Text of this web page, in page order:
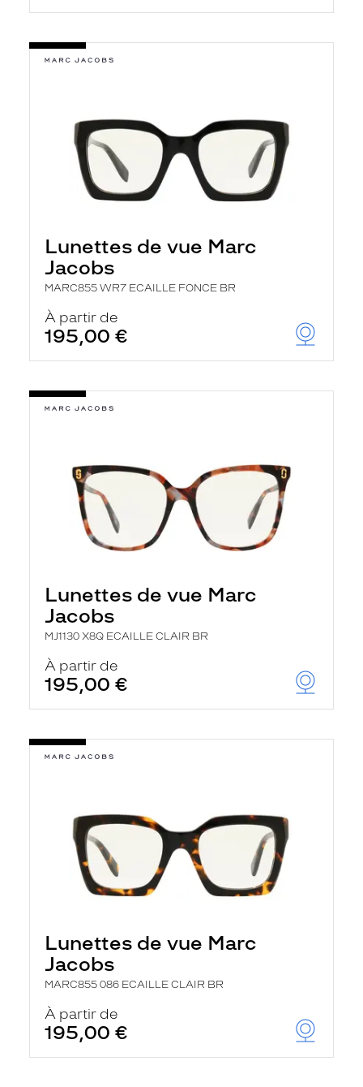
Lunettes de vue Marc
Jacobs
MARC855 WR7 ECAILLE FONCE BR
À partir de
195,00 €
Lunettes de vue Marc
Jacobs
MJ1130 X8Q ECAILLE CLAIR BR
À partir de
195,00 €
Lunettes de vue Marc
Jacobs
MARC855 086 ECAILLE CLAIR BR
À partir de
195,00 €